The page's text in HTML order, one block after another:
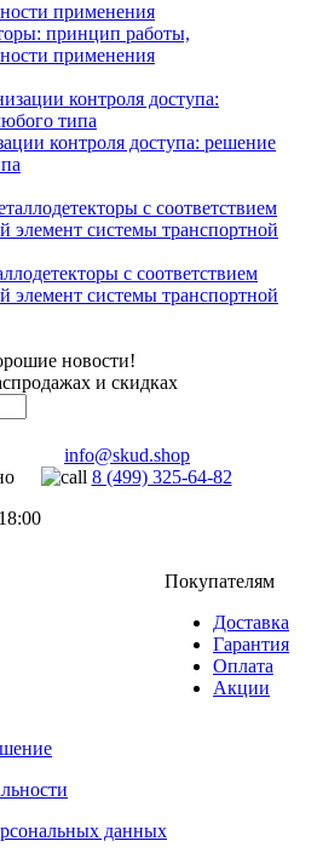
принцип работы,
применения
контроля доступа: решение
с соответствием
системы транспортной
новости!
и скидках
info@skud.shop
8 (499) 325-64-82
Покупателям
Доставка
Гарантия
Оплата
Акции
данных